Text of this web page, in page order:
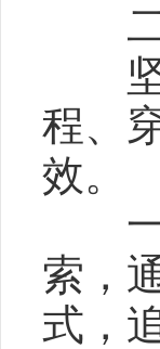
二
坚
程、
效。
一
索，
式，